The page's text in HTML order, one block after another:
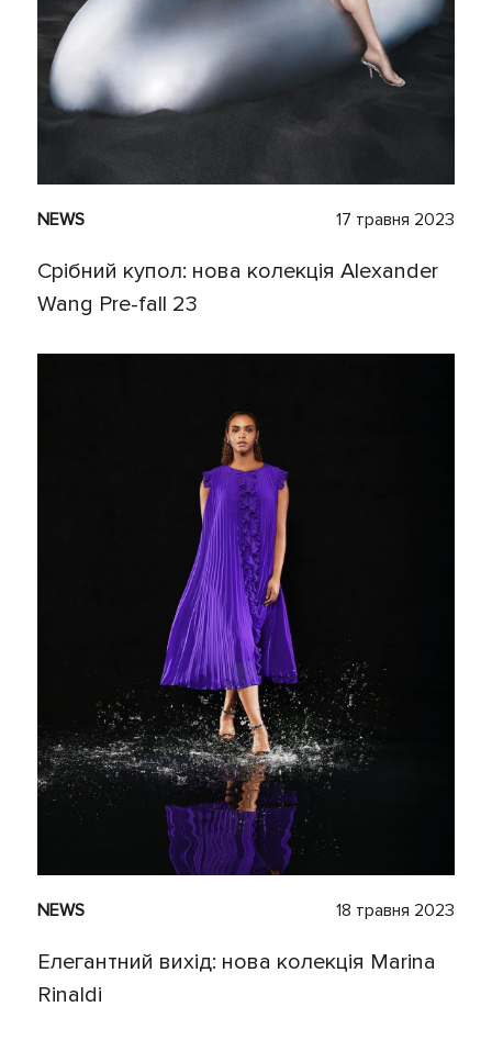
NEWS 17 травня 2023
Срібний купол: нова колекція Alexander
Wang Pre-fall 23
NEWS 18 травня 2023
Елегантний вихід: нова колекція Marina
Rinaldi